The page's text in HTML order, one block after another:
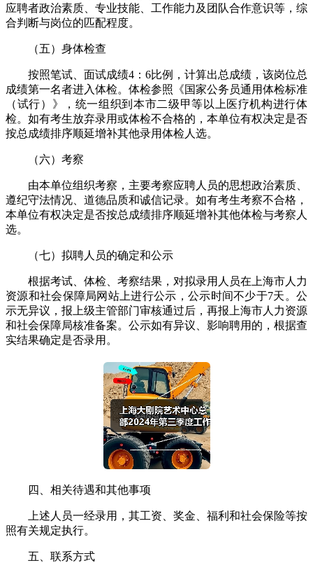
应聘者政治素质、专业技能、工作能力及团队合作意识等，综
合判断与岗位的匹配程度。
（五）身体检查
按照笔试、面试成绩4：6比例，计算出总成绩，该岗位总
成绩第一名者进入体检。体检参照《国家公务员通用体检标准
（试行）》，统一组织到本市二级甲等以上医疗机构进行体
检。如有考生放弃录用或体检不合格的，本单位有权决定是否
按总成绩排序顺延增补其他录用体检人选。
（六）考察
由本单位组织考察，主要考察应聘人员的思想政治素质、
遵纪守法情况、道德品质和诚信记录。如有考生考察不合格，
本单位有权决定是否按总成绩排序顺延增补其他体检与考察人
选。
（七）拟聘人员的确定和公示
根据考试、体检、考察结果，对拟录用人员在上海市人力
资源和社会保障局网站上进行公示，公示时间不少于7天。公
示无异议，报上级主管部门审核通过后，再报上海市人力资源
和社会保障局核准备案。公示如有异议、影响聘用的，根据查
实结果确定是否录用。
四、相关待遇和其他事项
上述人员一经录用，其工资、奖金、福利和社会保险等按
照有关规定执行。
五、联系方式